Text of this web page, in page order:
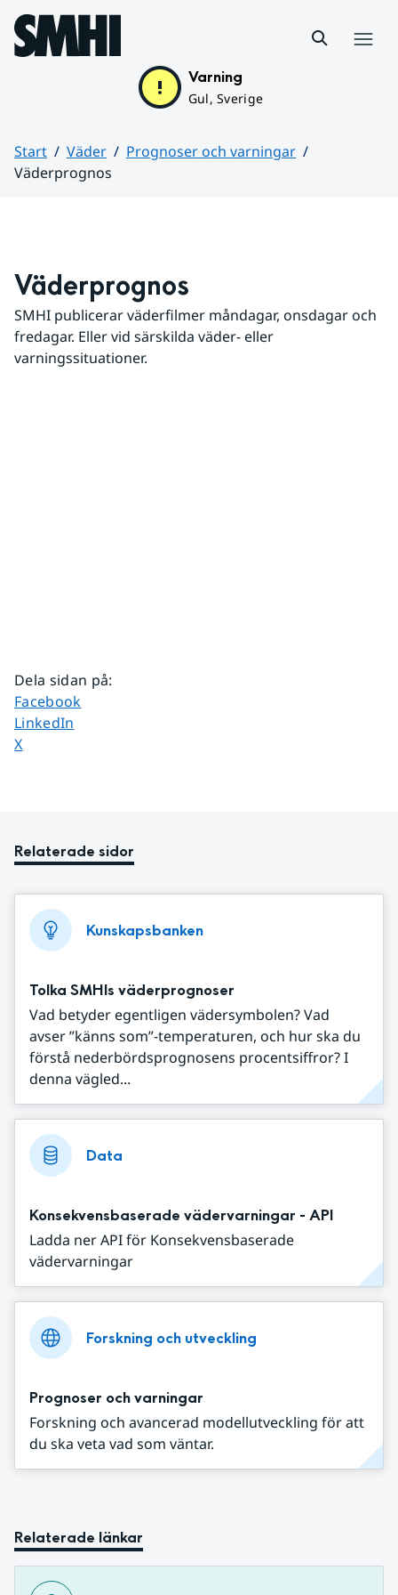
Hoppa till sidans innehåll
Varning
Gul, Sverige
Start Väder
Prognoser och varningar
Väderprognos
Väderprognos
SMHI publicerar väderfilmer måndagar, onsdagar och
fredagar. Eller vid särskilda väder- eller
varningssituationer.
Dela sidan på:
Dela sidan på
Facebook
Dela sidan på
LinkedIn
Dela sidan på
X
Relaterade sidor
Kunskapsbanken
Tolka SMHIs väderprognoser
Vad betyder egentligen vädersymbolen? Vad
avser ”känns som”-temperaturen, och hur ska du
förstå nederbördsprognosens procentsiffror? I
denna vägled...
Data
Konsekvensbaserade vädervarningar - API
Ladda ner API för Konsekvensbaserade
vädervarningar
Forskning och utveckling
Prognoser och varningar
Forskning och avancerad modellutveckling för att
du ska veta vad som väntar.
Relaterade länkar